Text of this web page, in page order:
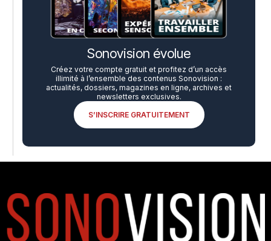
Sonovision évolue
Créez votre compte gratuit et profitez d’un accès
illimité à l’ensemble des contenus Sonovision :
actualités, dossiers, magazines en ligne, archives et
newsletters exclusives.
S’INSCRIRE GRATUITEMENT